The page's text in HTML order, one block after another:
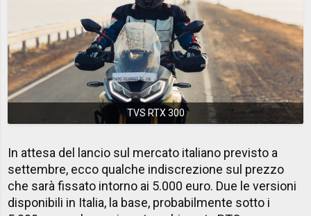
TVS RTX 300
In attesa del lancio sul mercato italiano previsto a
settembre, ecco qualche indiscrezione sul prezzo
che sarà fissato intorno ai 5.000 euro. Due le versioni
disponibili in Italia, la base, probabilmente sotto i